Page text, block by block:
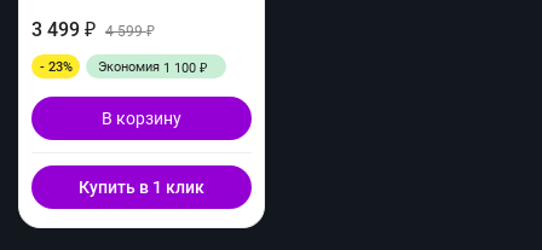
3 499 ₽ 4 599₽
- 23% Экономия 1 100 ₽
В корзину
Купить в 1 клик